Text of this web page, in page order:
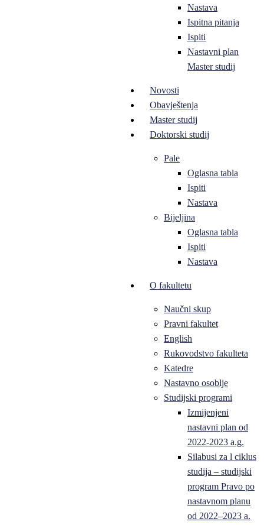
Nastava
Ispitna pitanja
Ispiti
Nastavni plan
Master studij
Novosti
Obavještenja
Master studij
Doktorski studij
Pale
Oglasna tabla
Ispiti
Nastava
Bijeljina
Oglasna tabla
Ispiti
Nastava
O fakultetu
Naučni skup
Pravni fakultet
English
Rukovodstvo fakulteta
Katedre
Nastavno osoblje
Studijski programi
Izmijenjeni
nastavni plan od
2022-2023 a.g.
Silabusi za l ciklus
studija – studijski
program Pravo po
nastavnom planu
od 2022–2023 a.